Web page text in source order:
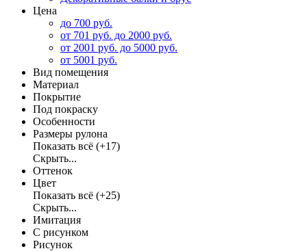
Цена
до 700 руб.
от 701 руб. до 2000 руб.
от 2001 руб. до 5000 руб.
от 5001 руб.
Вид помещения
Материал
Покрытие
Под покраску
Особенности
Размеры рулона
Показать всё (+17)
Скрыть...
Оттенок
Цвет
Показать всё (+25)
Скрыть...
Имитация
С рисунком
Рисунок